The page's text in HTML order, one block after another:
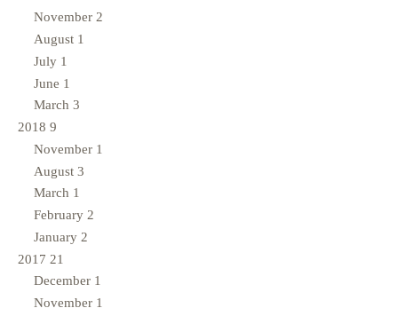
November 2
August 1
July 1
June 1
March 3
2018 9
November 1
August 3
March 1
February 2
January 2
2017 21
December 1
November 1